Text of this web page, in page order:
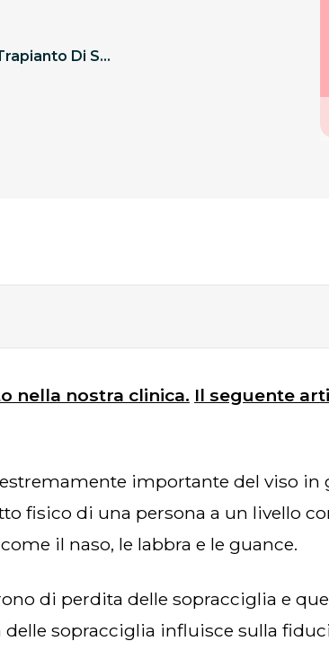
Costa Del Trapianto Di Sopracciglia E Ciglia In Turchia 2026
nella nostra clinica. Il seguente
fisico di una persona a un livello
il naso, le labbra e le guance.
sopracciglia influisce sulla